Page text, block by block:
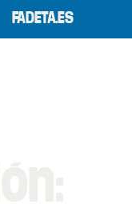
FADETA.ES